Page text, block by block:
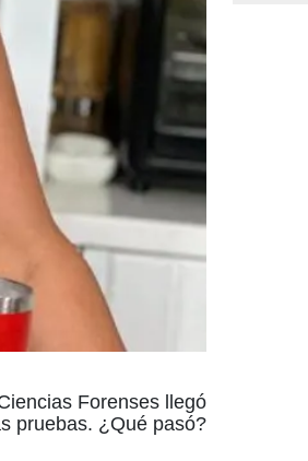
Forenses llegó
pruebas. ¿Qué pasó?